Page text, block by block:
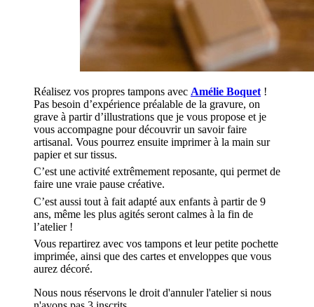
Réalisez vos propres tampons avec Amélie Boquet !
Pas besoin d’expérience préalable de la gravure, on
grave à partir d’illustrations que je vous propose et je
vous accompagne pour découvrir un savoir faire
artisanal. Vous pourrez ensuite imprimer à la main sur
papier et sur tissus.
C’est une activité extrêmement reposante, qui permet de
faire une vraie pause créative.
C’est aussi tout à fait adapté aux enfants à partir de 9
ans, même les plus agités seront calmes à la fin de
l’atelier !
Vous repartirez avec vos tampons et leur petite pochette
imprimée, ainsi que des cartes et enveloppes que vous
aurez décoré.
Nous nous réservons le droit d'annuler l'atelier si nous